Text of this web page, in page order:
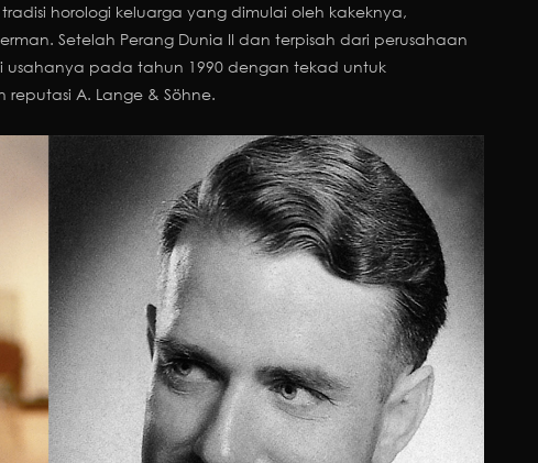
horologi keluarga yang dimulai oleh kakeknya,
Setelah Perang Dunia II dan terpisah dari perusahaan
usahanya pada tahun 1990 dengan tekad untuk
A. Lange & Söhne.